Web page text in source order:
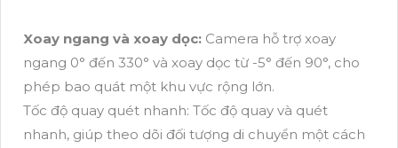
Xoay ngang và xoay dọc: Camera hỗ trợ xoay
ngang 0° đến 330° và xoay dọc từ -5° đến 90°, cho
phép bao quát một khu vực rộng lớn.
Tốc độ quay quét nhanh: Tốc độ quay và quét
nhanh, giúp theo dõi đối tượng di chuyển một cách